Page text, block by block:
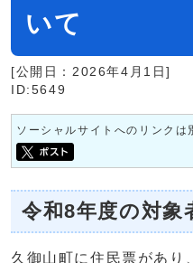
いて
[公開日：2026年4月1日]
ID:5649
ソーシャルサイトへのリンクは
令和8年度の対象
久御山町に住民票があり、